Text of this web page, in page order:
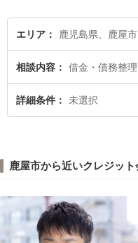
エリア 鹿児島県、鹿屋市
相談内容 借金・債務整
詳細条件 未選択
鹿屋市から近いクレジッ